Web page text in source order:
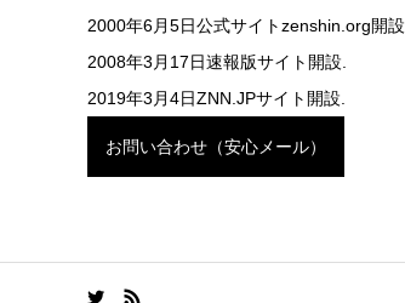
2000年6月5日公式サイトzenshin.org開設
2008年3月17日速報版サイト開設.
2019年3月4日ZNN.JPサイト開設.
お問い合わせ（安心メール）